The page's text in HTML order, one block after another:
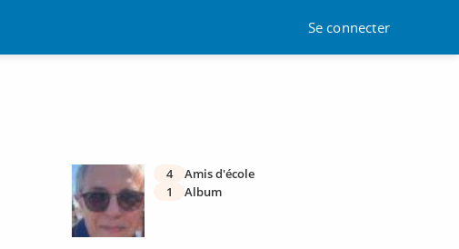
Se connecter
4
Amis d'école
1
Album